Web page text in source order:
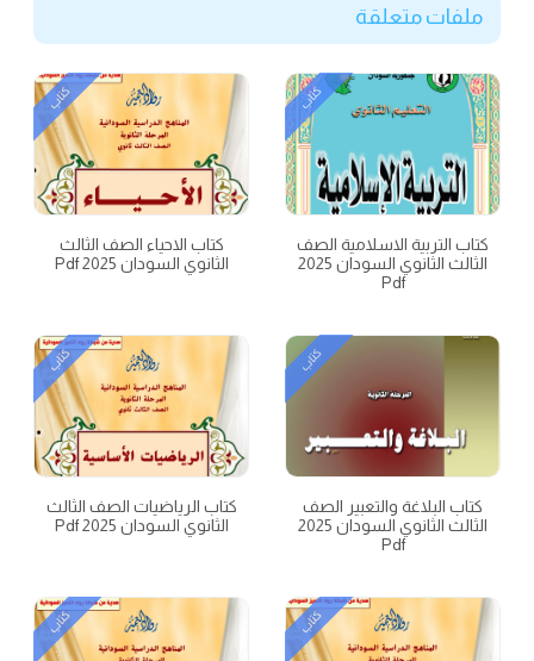
ملفات متعلقة
كتاب التربية الاسلامية الصف
الثالث الثانوي السودان 2025
Pdf
كتاب
كتاب الاحياء الصف الثالث
الثانوي السودان 2025 Pdf
كتاب
كتاب البلاغة والتعبير الصف
الثالث الثانوي السودان 2025
Pdf
كتاب
كتاب الرياضيات الصف الثالث
الثانوي السودان 2025 Pdf
كتاب
كتاب كتاب